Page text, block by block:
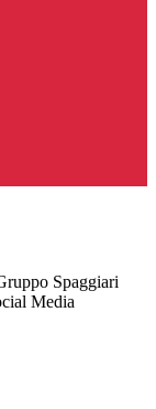
Spaggiari
Media